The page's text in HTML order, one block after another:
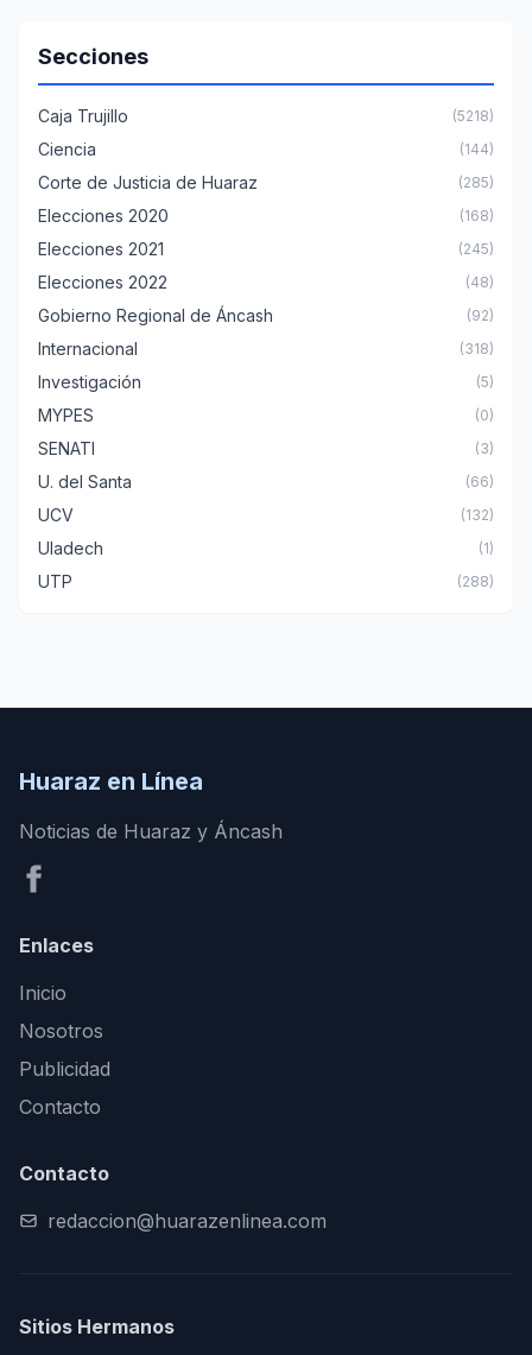
Secciones
Caja Trujillo (5218)
Ciencia (144)
Corte de Justicia de Huaraz (285)
Elecciones 2020 (168)
Elecciones 2021 (245)
Elecciones 2022 (48)
Gobierno Regional de Áncash (92)
Internacional (318)
Investigación (5)
MYPES (0)
SENATI (3)
U. del Santa (66)
UCV (132)
Uladech (1)
UTP (288)
Huaraz en Línea
Noticias de Huaraz y Áncash
Enlaces
Inicio
Nosotros
Publicidad
Contacto
Contacto
redaccion@huarazenlinea.com
Sitios Hermanos